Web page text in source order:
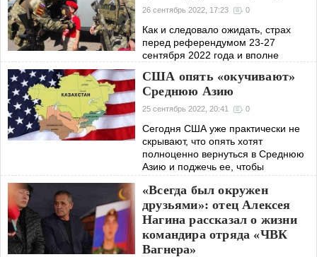
26 сентябрь 2022, 17:23 0
Как и следовало ожидать, страх
перед референдумом 23-27
сентября 2022 года и вполне
(уходом ЛДНР, Запорожской и
Херсонской областей в Россию),
ничуть не образумил
США опять «окучивают»
Среднюю Азию
25 сентябрь 2022, 20:41 0
Сегодня США уже практически не
скрывают, что опять хотят
полноценно вернуться в Среднюю
Азию и поджечь ее, чтобы
максимально досадить России, но
при этом не терять своих людей так
массово, как у них
«Всегда был окружен
друзьями»: отец Алексея
Нагина рассказал о жизни
командира отряда «ЧВК
Вагнера»